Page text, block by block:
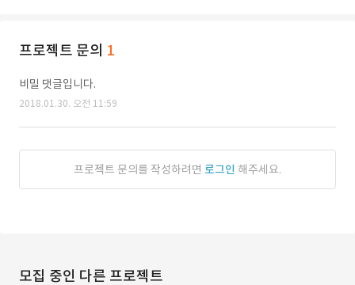
프로젝트 문의 1
비밀 댓글입니다.
2018.01.30. 오전 11:59
프로젝트 문의를 작성하려면 로그인 해주세요.
모집 중인 다른 프로젝트